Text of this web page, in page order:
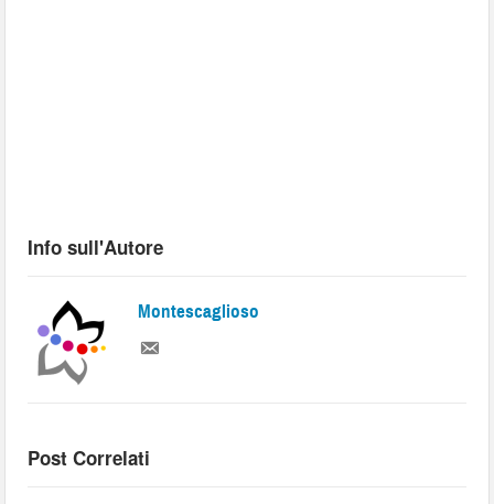
Info sull'Autore
Montescaglioso
Post Correlati